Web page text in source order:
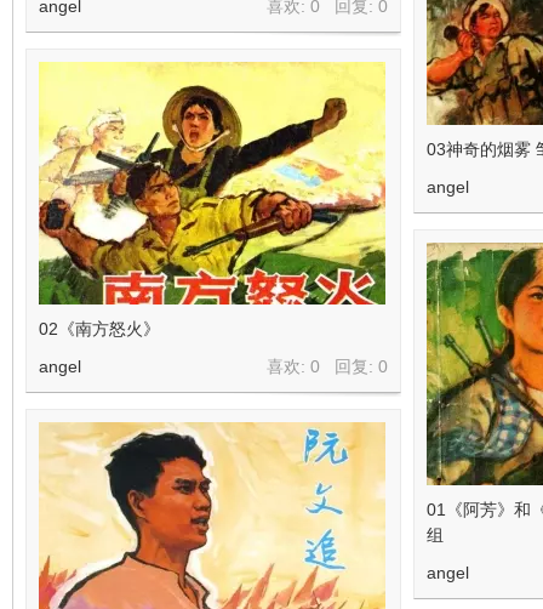
喜欢: 0 回复: 0
angel
03神奇的烟雾
angel
02《南方怒火》
喜欢: 0 回复: 0
angel
01《阿芳》和
组
angel